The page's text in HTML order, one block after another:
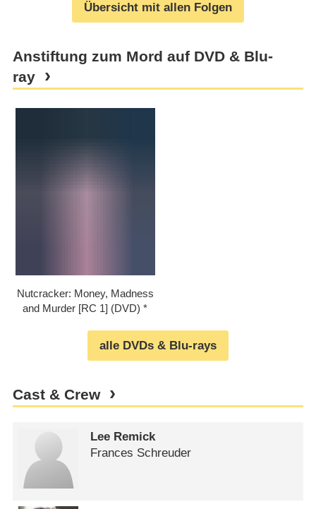
Übersicht mit allen Folgen
Anstiftung zum Mord auf DVD & Blu-
ray
Nutcracker: Money, Madness
and Murder [RC 1] (DVD)
alle DVDs & Blu-rays
Cast & Crew
Lee Remick
Frances Schreuder